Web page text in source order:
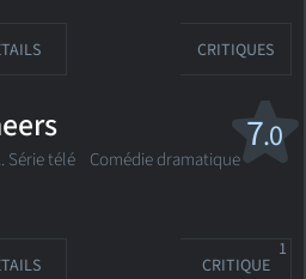
CRITIQUES
7.0
Série télé Comédie dramatique
CRITIQUE
1